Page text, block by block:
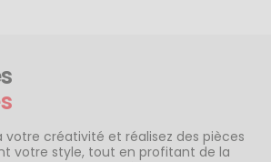
votre créativité et réalisez des pièces
votre style, tout en profitant de la